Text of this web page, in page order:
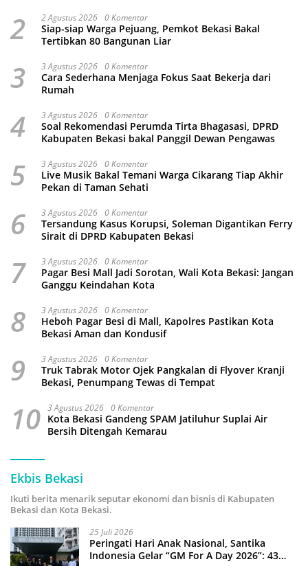
2 2 Agustus 2026 0 Komentar
Siap-siap Warga Pejuang, Pemkot Bekasi Bakal
Tertibkan 80 Bangunan Liar
3 3 Agustus 2026 0 Komentar
Cara Sederhana Menjaga Fokus Saat Bekerja dari
Rumah
4 3 Agustus 2026 0 Komentar
Soal Rekomendasi Perumda Tirta Bhagasasi, DPRD
Kabupaten Bekasi bakal Panggil Dewan Pengawas
5 3 Agustus 2026 0 Komentar
Live Musik Bakal Temani Warga Cikarang Tiap Akhir
Pekan di Taman Sehati
6 3 Agustus 2026 0 Komentar
Tersandung Kasus Korupsi, Soleman Digantikan Ferry
Sirait di DPRD Kabupaten Bekasi
7 3 Agustus 2026 0 Komentar
Pagar Besi Mall Jadi Sorotan, Wali Kota Bekasi: Jangan
Ganggu Keindahan Kota
8 3 Agustus 2026 0 Komentar
Heboh Pagar Besi di Mall, Kapolres Pastikan Kota
Bekasi Aman dan Kondusif
9 3 Agustus 2026 0 Komentar
Truk Tabrak Motor Ojek Pangkalan di Flyover Kranji
Bekasi, Penumpang Tewas di Tempat
10 3 Agustus 2026 0 Komentar
Kota Bekasi Gandeng SPAM Jatiluhur Suplai Air
Bersih Ditengah Kemarau
Ekbis Bekasi
Ikuti berita menarik seputar ekonomi dan bisnis di Kabupaten
Bekasi dan Kota Bekasi.
25 Juli 2026
Peringati Hari Anak Nasional, Santika
Indonesia Gelar “GM For A Day 2026”: 43